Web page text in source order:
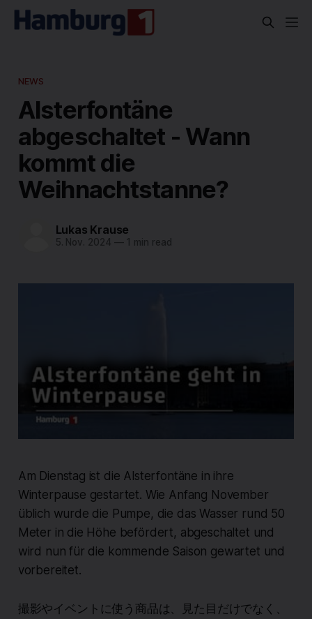
NEWS
Alsterfontäne
abgeschaltet - Wann
kommt die
Weihnachtstanne?
Lukas Krause
5. Nov. 2024 —1 min read
Am Dienstag ist die Alsterfontäne in ihre
Winterpause gestartet. Wie Anfang November
üblich wurde die Pumpe, die das Wasser rund 50
Meter in die Höhe befördert, abgeschaltet und
wird nun für die kommende Saison gewartet und
vorbereitet.
撮影やイベントに使う商品は、見た目だけでなく、